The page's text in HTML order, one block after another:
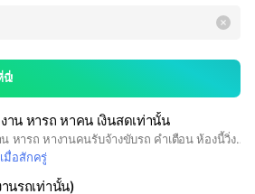
นี่!
าน หารถ หาคน เงินสดเท่านั้น
i WAYกลุ่มหางาน หารถ หางานคนรับจ้างขับรถ คำเตือน ห้องนี้วิ่งรถเงินสดเท่านั้น ถ้ามีเงื่อนไขอื่น ให้ระบุบให้ชัดเจนเวลาประกาศงาน มิฉะนั้นจะมีความผิดข้อหา นำความเท็จเข้าสู่ระบบคอมพิวเตอร์
เมื่อสักครู่
นรถเท่านั้น)